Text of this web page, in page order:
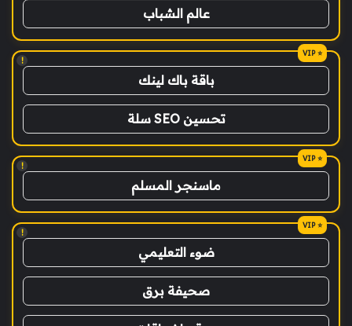
عالم الشباب
!
باقة باك لينك
تحسين SEO سلة
!
ماسنجر المسلم
!
ضوء التعليمي
صحيفة برق